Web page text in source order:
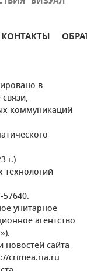
КОНТАКТЫ
в
коммуникаций
г.)
технологий
унитарное
агентство
сайта
crimea.ria.ru